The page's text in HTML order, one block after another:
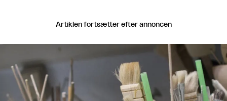
Artiklen fortsætter efter annoncen